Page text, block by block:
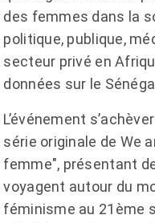
des femmes dans la
politique, publique,
secteur privé en
données sur le
L’événement
série originale de We
femme", présentant
voyagent autour du
féminisme au 21ème